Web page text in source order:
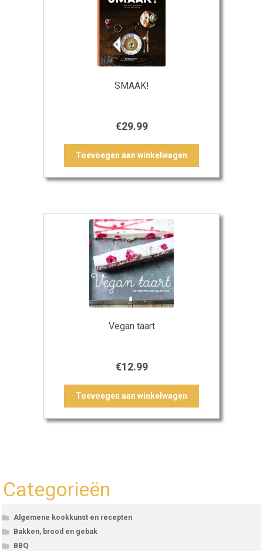
SMAAK!
€29.99
Toevoegen aan winkelwagen
Vegan taart
€12.99
Toevoegen aan winkelwagen
Categorieën
Algemene kookkunst en recepten
Bakken, brood en gebak
BBQ